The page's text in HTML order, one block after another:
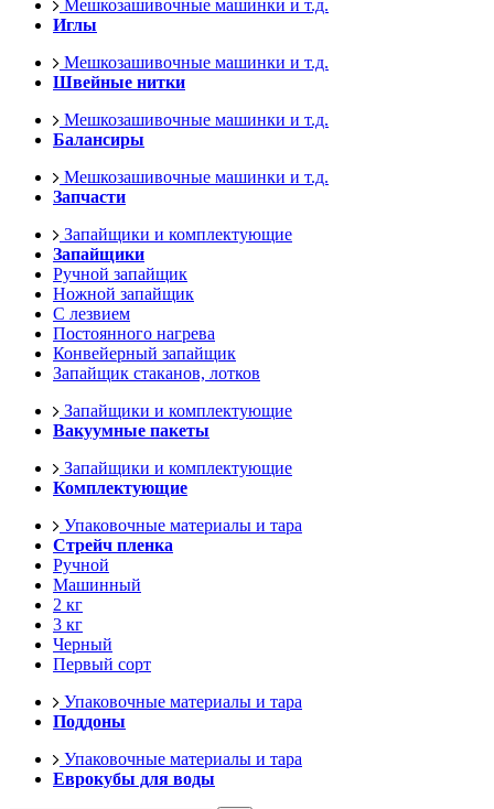
Мешкозашивочные машинки и т.д.
Иглы
Мешкозашивочные машинки и т.д.
Швейные нитки
Мешкозашивочные машинки и т.д.
Балансиры
Мешкозашивочные машинки и т.д.
Запчасти
Запайщики и комплектующие
Запайщики
Ручной запайщик
Ножной запайщик
С лезвием
Постоянного нагрева
Конвейерный запайщик
Запайщик стаканов, лотков
Запайщики и комплектующие
Вакуумные пакеты
Запайщики и комплектующие
Комплектующие
Упаковочные материалы и тара
Стрейч пленка
Ручной
Машинный
2 кг
3 кг
Черный
Первый сорт
Упаковочные материалы и тара
Поддоны
Упаковочные материалы и тара
Еврокубы для воды